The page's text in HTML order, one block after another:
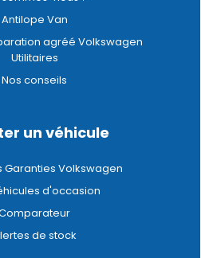
Antilope Van
agréé Volkswagen
Utilitaires
Nos conseils
un véhicule
Garanties Volkswagen
d'occasion
de stock